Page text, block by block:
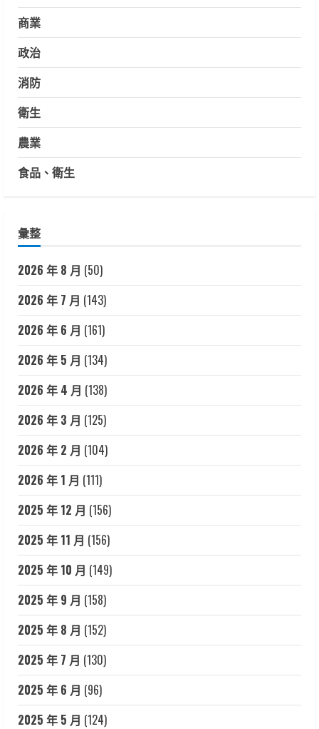
商業
政治
消防
衛生
農業
食品、衛生
彙整
2026 年 8 月 (50)
2026 年 7 月 (143)
2026 年 6 月 (161)
2026 年 5 月 (134)
2026 年 4 月 (138)
2026 年 3 月 (125)
2026 年 2 月 (104)
2026 年 1 月 (111)
2025 年 12 月 (156)
2025 年 11 月 (156)
2025 年 10 月 (149)
2025 年 9 月 (158)
2025 年 8 月 (152)
2025 年 7 月 (130)
2025 年 6 月 (96)
2025 年 5 月 (124)